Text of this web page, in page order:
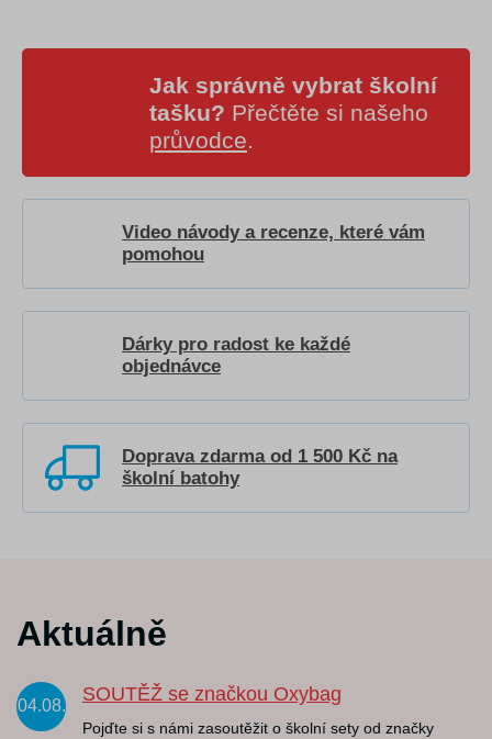
Jak správně vybrat školní
tašku? Přečtěte si našeho
průvodce.
Video návody a recenze, které vám
pomohou
Dárky pro radost ke každé
objednávce
Doprava zdarma od 1 500 Kč na
školní batohy
Aktuálně
04.08.
SOUTĚŽ se značkou Oxybag
Pojďte si s námi zasoutěžit o školní sety od značky